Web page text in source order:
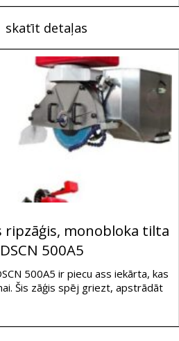
skatīt detaļas
ripzāģis, monobloka tilta
500A5
500A5 ir piecu ass iekārta, kas
Šis zāģis spēj griezt, apstrādāt